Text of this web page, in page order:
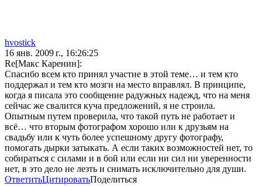
hvostick
16 янв. 2009 г., 16:26:25
Re[Макс Каренин]:
Спасибо всем кто принял участие в этой теме… и тем кто
поддержал и тем кто мозги на место вправлял. В принципе,
когда я писала это сообщение радужных надежд, что на меня
сейчас же свалится куча предложений, я не строила.
Опытным путем проверила, что такой путь не работает и
всё… что вторым фотографом хорошо или к друзьям на
свадьбу или к чуть более успешному другу фотографу,
помогать дырки затыкать. А если таких возможностей нет, то
собираться с силами и в бой или если ни сил ни уверенности
нет, в это дело не лезть и снимать исключительно для души.
ОтветитьЦитироватьПоделиться